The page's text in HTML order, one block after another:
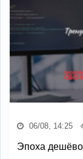
06/08, 14:25
Эпоха